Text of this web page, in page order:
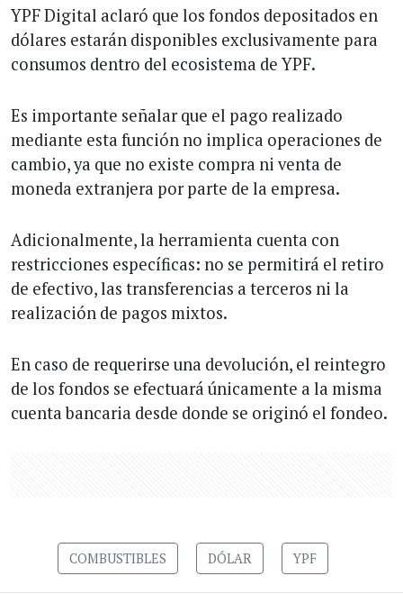
YPF Digital aclaró que los fondos depositados en
dólares estarán disponibles exclusivamente para
consumos dentro del ecosistema de YPF.
Es importante señalar que el pago realizado
mediante esta función no implica operaciones de
cambio, ya que no existe compra ni venta de
moneda extranjera por parte de la empresa.
Adicionalmente, la herramienta cuenta con
restricciones específicas: no se permitirá el retiro
de efectivo, las transferencias a terceros ni la
realización de pagos mixtos.
En caso de requerirse una devolución, el reintegro
de los fondos se efectuará únicamente a la misma
cuenta bancaria desde donde se originó el fondeo.
COMBUSTIBLES DÓLAR YPF